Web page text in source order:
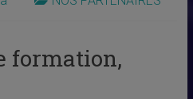
formation,